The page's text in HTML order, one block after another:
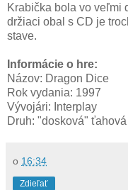
Krabička bola vo veľmi
držiaci obal s CD je
stave.
Informácie o hre:
Názov: Dragon Dice
Rok vydania: 1997
Vývojári: Interplay
Druh: "dosková"
o 16:34
Zdieľať